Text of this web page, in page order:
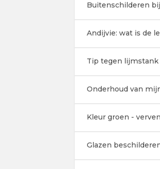
Buitenschilderen
Andijvie: wat is de
Tip tegen lijmstank
Onderhoud van
Kleur groen -
Glazen